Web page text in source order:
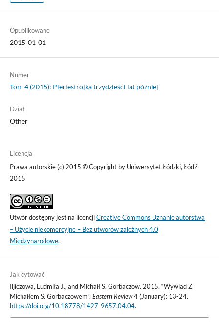
Opublikowane
2015-01-01
Numer
Tom 4 (2015): Pieriestrojka trzydzieści lat później
Dział
Other
Licencja
Prawa autorskie (c) 2015 © Copyright by Uniwersytet Łódzki, Łódź
2015
Utwór dostępny jest na licencjiCreative Commons Uznanie autorstwa
– Użycie niekomercyjne – Bez utworów zależnych 4.0
Międzynarodowe.
Jak cytować
Iljiczowa, Ludmiła J., and Michaił S. Gorbaczow. 2015. “Wywiad Z
Michaiłem S. Gorbaczowem”. Eastern Review4 (January): 13-24.
https://doi.org/10.18778/1427-9657.04.04.